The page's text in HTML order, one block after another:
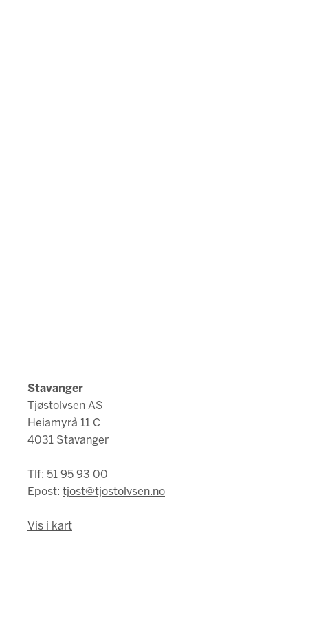
Stavanger
Tjøstolvsen AS
Heiamyrå 11 C
4031 Stavanger
Tlf: 51 95 93 00
Epost: tjost@tjostolvsen.no
Vis i kart